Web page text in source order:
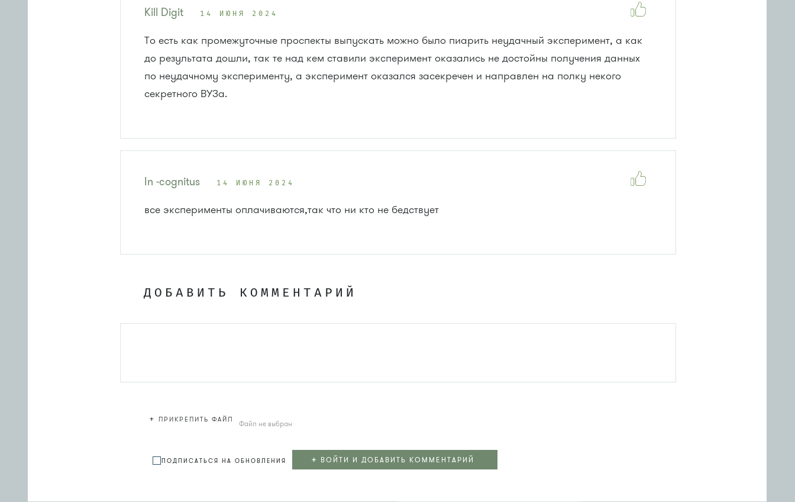
Kill Digit 14 ИЮНЯ 2024
То есть как промежуточные проспекты выпускать можно было пиарить неудачный эксперимент, а как
до результата дошли, так те над кем ставили эксперимент оказались не достойны получения данных
по неудачному эксперименту, а эксперимент оказался засекречен и направлен на полку некого
секретного ВУЗа.
In -cognitus 14 ИЮНЯ 2024
все эксперименты оплачиваются,так что ни кто не бедствует
ДОБАВИТЬ КОММЕНТАРИЙ
+ ПРИКРЕПИТЬ ФАЙЛ Файл не выбран
ПОДПИСАТЬСЯ НА ОБНОВЛЕНИЯ + ВОЙТИ И ДОБАВИТЬ КОММЕНТАРИЙ